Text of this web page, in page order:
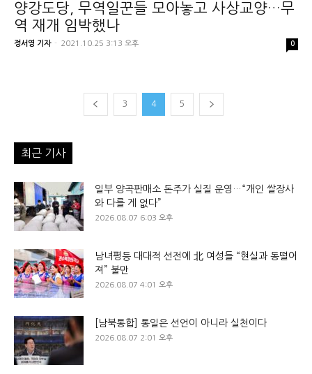
양강도당, 무역일꾼들 모아놓고 사상교양…무
역 재개 임박했나
정서영 기자 - 2021.10.25 3:13 오후 0
3 4 5
최근 기사
일부 양곡판매소 돈주가 실질 운영…“개인 쌀장사
와 다를 게 없다”
2026.08.07 6:03 오후
남녀평등 대대적 선전에 北 여성들 “현실과 동떨어
져” 불만
2026.08.07 4:01 오후
[남북통합] 통일은 선언이 아니라 실천이다
2026.08.07 2:01 오후